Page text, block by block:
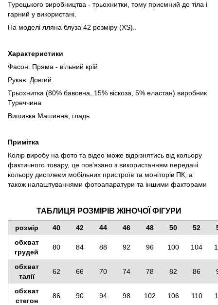
Турецького виробництва - трьохнитки, тому приємний до тіла і
гарний у використані.
На моделі лляна блуза 42 розміру (XS)..
Характеристики
Фасон: Пряма - вільний крій
Рукав: Довгий
Трьохнитка (80% бавовна, 15% віскоза, 5% еластан) виробник
Туреччина
Вишивка Машинна, гладь
Примітка
Колір виробу на фото та відео може відрізнятись від кольору
фактичного товару, це повʼязано з використанням передачі
кольору дисплеєм мобільних пристроїв та моніторів ПК, а
також налаштуваннями фотоапаратури та іншими факторами
ТАБЛИЦЯ РОЗМІРІВ ЖІНОЧОЇ ФІГУРИ
розмір 40 42 44 46 48 50 52
обхват
грудей
80 84 88 92 96 100 104
обхват
талії
62 66 70 74 78 82 86
обхват
стегон
86 90 94 98 102 106 110